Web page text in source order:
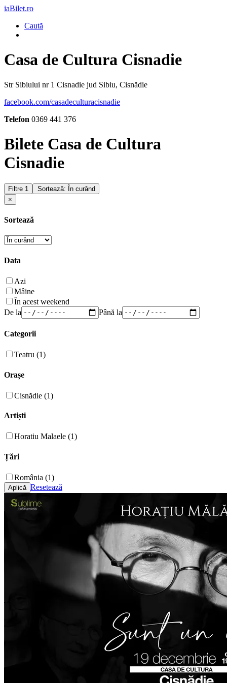
iaBilet.ro
Caută
Casa de Cultura Cisnadie
Str Sibiului nr 1 Cisnadie jud Sibiu, Cisnădie
facebook.com/casadeculturacisnadie
Telefon 0369 441 376
Bilete Casa de Cultura
Cisnadie
Filtre 1
Sortează: În curând
×
Sortează
Data
Azi
Mâine
În acest weekend
De la
Până la
Categorii
Teatru (1)
Orașe
Cisnădie (1)
Artiști
Horatiu Malaele (1)
Țări
România (1)
Resetează